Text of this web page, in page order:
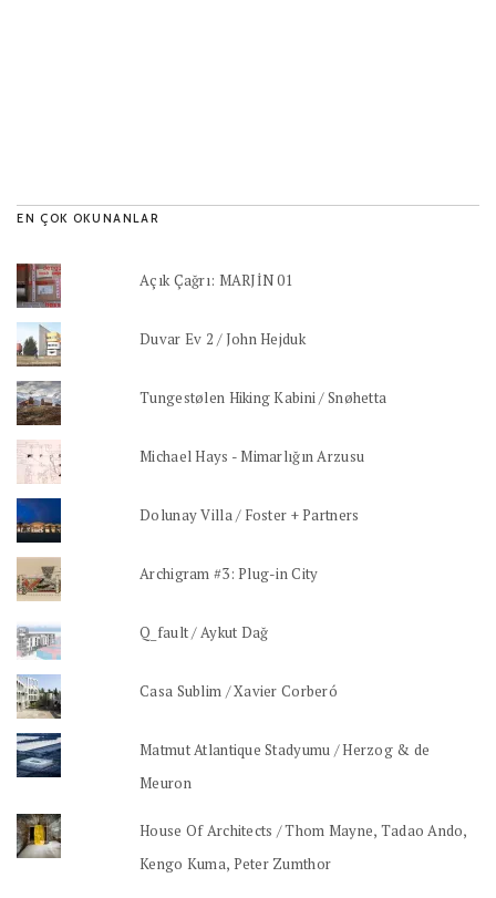
EN ÇOK OKUNANLAR
Açık Çağrı: MARJİN 01
Duvar Ev 2 / John Hejduk
Tungestølen Hiking Kabini / Snøhetta
Michael Hays - Mimarlığın Arzusu
Dolunay Villa / Foster + Partners
Archigram #3: Plug-in City
Q_fault / Aykut Dağ
Casa Sublim / Xavier Corberó
Matmut Atlantique Stadyumu / Herzog & de
Meuron
House Of Architects / Thom Mayne, Tadao Ando,
Kengo Kuma, Peter Zumthor